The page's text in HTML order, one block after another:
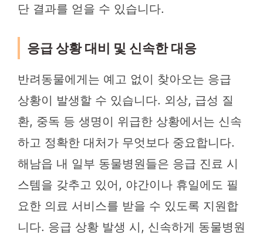
단 결과를 얻을 수 있습니다.
응급 상황 대비 및 신속한 대응
반려동물에게는 예고 없이 찾아오는 응급
상황이 발생할 수 있습니다. 외상, 급성 질
환, 중독 등 생명이 위급한 상황에서는 신속
하고 정확한 대처가 무엇보다 중요합니다.
해남읍 내 일부 동물병원들은 응급 진료 시
스템을 갖추고 있어, 야간이나 휴일에도 필
요한 의료 서비스를 받을 수 있도록 지원합
니다. 응급 상황 발생 시, 신속하게 동물병원